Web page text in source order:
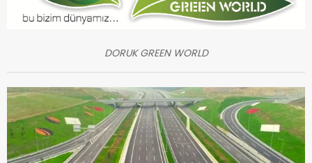
DORUK GREEN WORLD